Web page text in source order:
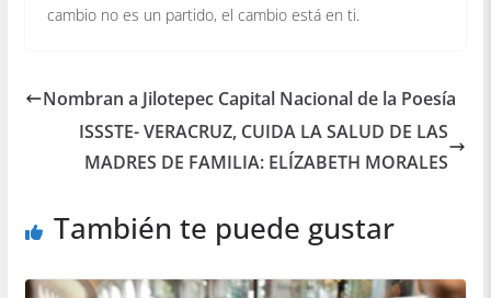
cambio no es un partido, el cambio está en ti.
Nombran a Jilotepec Capital Nacional de la Poesía
ISSSTE- VERACRUZ, CUIDA LA SALUD DE LAS
MADRES DE FAMILIA: ELÍZABETH MORALES
También te puede gustar